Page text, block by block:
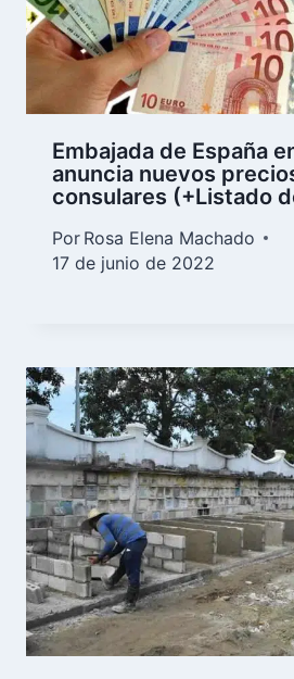
Embajada de España
anuncia nuevos
consulares (+Listado
Por Rosa Elena Machado
17 de junio de 2022